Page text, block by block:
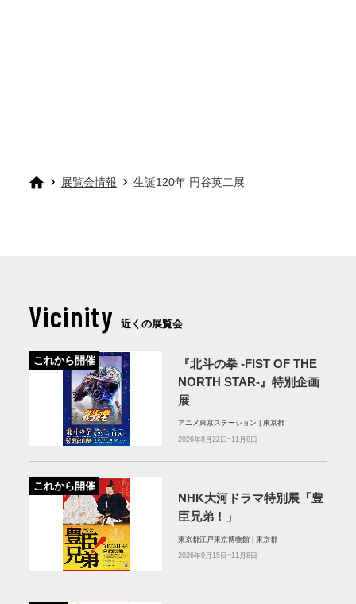
展覧会情報 生誕120年 円谷英二展
Vicinity 近くの展覧会
これから開催
『北斗の拳 -FIST OF THE
NORTH STAR-』特別企画
展
アニメ東京ステーション | 東京都
2026年8月22日~11月8日
これから開催
NHK大河ドラマ特別展「豊
臣兄弟！」
東京都江戸東京博物館 | 東京都
2026年9月15日~11月8日